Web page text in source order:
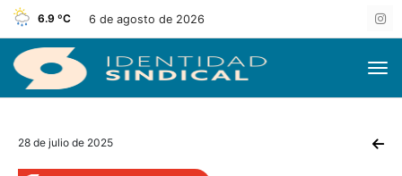
6.9 ºC 6 de agosto de 2026
28 de julio de 2025